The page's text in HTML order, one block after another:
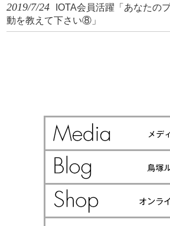
2019/7/24
IOTA会員活躍「あなたの
動を教えて下さい⑧」